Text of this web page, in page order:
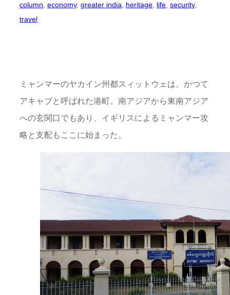
column, economy, greater india, heritage, life, security
travel
ミャンマーのヤカイン州都スィットウェは、かつて
アキャブと呼ばれた港町。南アジアから東南アジア
への玄関口でもあり、イギリスによるミャンマー攻
略と支配もここに始まった。